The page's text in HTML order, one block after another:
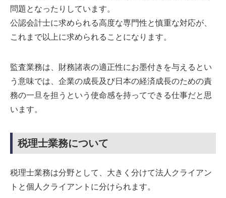
問題となったりしています。
公認会計士に求められる高度な専門性と慎重な対応が、
これまで以上に求められることになります。
監査業務は、財務諸表の適正性にお墨付きを与えるとい
う意味では、企業の成長及び日本の経済成長のための責
務の一旦を担うという使命感を持ってできる仕事だと思
います。
税理士業務について
税理士業務は分野として、大きく分けて法人クライアン
トと個人クライアントに分けられます。